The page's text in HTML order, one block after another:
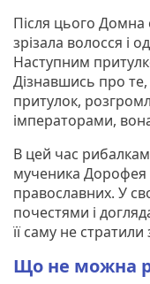
Після цього Домна
зрізала волосся і
Наступним
Дізнавшись про
притулок,
імператорами,
В цей час
мученика Дорофея
православних. У
почестями і
її саму не стратили
Що не можна